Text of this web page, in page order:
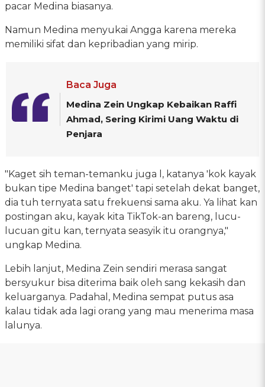
pacar Medina biasanya.
Namun Medina menyukai Angga karena mereka
memiliki sifat dan kepribadian yang mirip.
Baca Juga
Medina Zein Ungkap Kebaikan Raffi
Ahmad, Sering Kirimi Uang Waktu di
Penjara
"Kaget sih teman-temanku juga l, katanya 'kok kayak
bukan tipe Medina banget' tapi setelah dekat banget,
dia tuh ternyata satu frekuensi sama aku. Ya lihat kan
postingan aku, kayak kita TikTok-an bareng, lucu-
lucuan gitu kan, ternyata seasyik itu orangnya,"
ungkap Medina.
Lebih lanjut, Medina Zein sendiri merasa sangat
bersyukur bisa diterima baik oleh sang kekasih dan
keluarganya. Padahal, Medina sempat putus asa
kalau tidak ada lagi orang yang mau menerima masa
lalunya.